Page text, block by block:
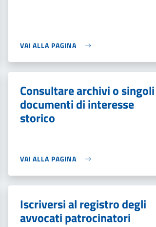
VAI ALLA PAGINA
Consultare archivi o singoli
documenti di interesse
storico
VAI ALLA PAGINA
Iscriversi al registro degli
avvocati patrocinatori